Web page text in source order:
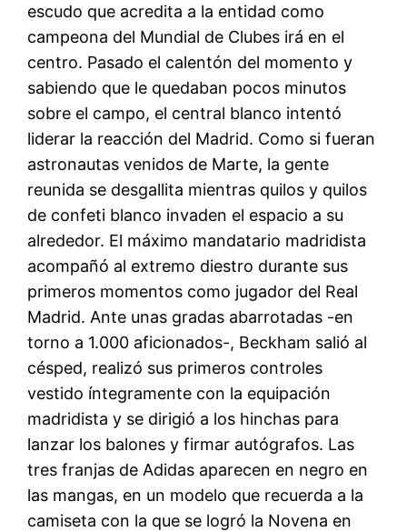
escudo que acredita a la entidad como
campeona del Mundial de Clubes irá en el
centro. Pasado el calentón del momento y
sabiendo que le quedaban pocos minutos
sobre el campo, el central blanco intentó
liderar la reacción del Madrid. Como si fueran
astronautas venidos de Marte, la gente
reunida se desgallita mientras quilos y quilos
de confeti blanco invaden el espacio a su
alrededor. El máximo mandatario madridista
acompañó al extremo diestro durante sus
primeros momentos como jugador del Real
Madrid. Ante unas gradas abarrotadas -en
torno a 1.000 aficionados-, Beckham salió al
césped, realizó sus primeros controles
vestido íntegramente con la equipación
madridista y se dirigió a los hinchas para
lanzar los balones y firmar autógrafos. Las
tres franjas de Adidas aparecen en negro en
las mangas, en un modelo que recuerda a la
camiseta con la que se logró la Novena en